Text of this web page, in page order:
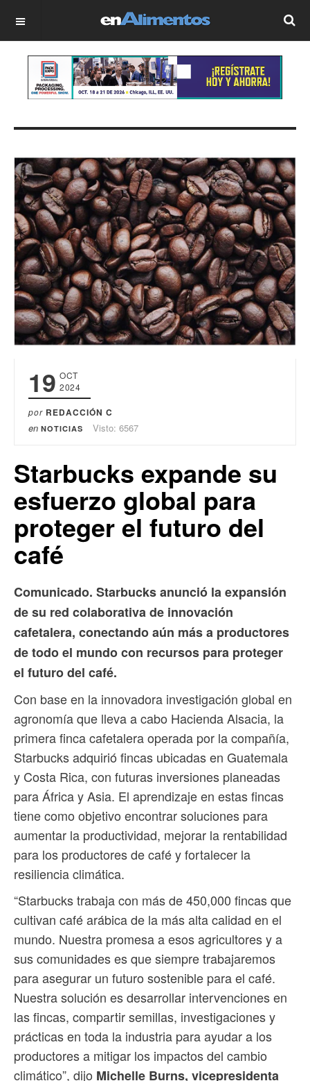
OFF CANVAS
19 OCT
2024
por REDACCIÓN C
en NOTICIAS Visto: 6567
Starbucks expande su
esfuerzo global para
proteger el futuro del
café
Comunicado. Starbucks anunció la expansión
de su red colaborativa de innovación
cafetalera, conectando aún más a productores
de todo el mundo con recursos para proteger
el futuro del café.
Con base en la innovadora investigación global en
agronomía que lleva a cabo Hacienda Alsacia, la
primera finca cafetalera operada por la compañía,
Starbucks adquirió fincas ubicadas en Guatemala
y Costa Rica, con futuras inversiones planeadas
para África y Asia. El aprendizaje en estas fincas
tiene como objetivo encontrar soluciones para
aumentar la productividad, mejorar la rentabilidad
para los productores de café y fortalecer la
resiliencia climática.
“Starbucks trabaja con más de 450,000 fincas que
cultivan café arábica de la más alta calidad en el
mundo. Nuestra promesa a esos agricultores y a
sus comunidades es que siempre trabajaremos
para asegurar un futuro sostenible para el café.
Nuestra solución es desarrollar intervenciones en
las fincas, compartir semillas, investigaciones y
prácticas en toda la industria para ayudar a los
productores a mitigar los impactos del cambio
climático”, dijo Michelle Burns, vicepresidenta